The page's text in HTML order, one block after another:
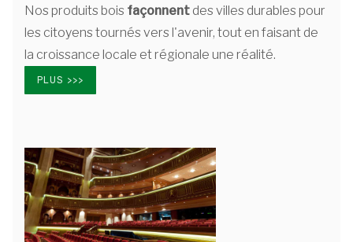
Nos produits bois façonnent des villes durables pour
les citoyens tournés vers l'avenir, tout en faisant de
la croissance locale et régionale une réalité.
PLUS >>>